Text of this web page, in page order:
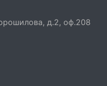
д.2, оф.208